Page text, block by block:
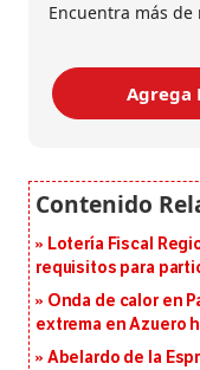
Encuentra más
Agrega
Lotería Fiscal
requisitos para
Onda de calor en
extrema en Azuero
Abelardo de la